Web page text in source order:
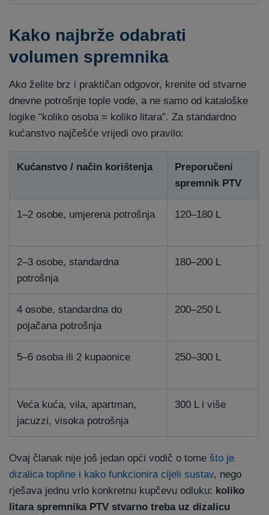
Kako najbrže odabrati
volumen spremnika
Ako želite brz i praktičan odgovor, krenite od stvarne
dnevne potrošnje tople vode, a ne samo od kataloške
logike "koliko osoba = koliko litara”. Za standardno
kućanstvo najčešće vrijedi ovo pravilo:
Kućanstvo / način korištenja
Preporučeni
spremnik PTV
1–2 osobe, umjerena potrošnja 120–180 L
2–3 osobe, standardna
potrošnja
180–200 L
4 osobe, standardna do
pojačana potrošnja
200–250 L
5–6 osoba ili 2 kupaonice 250–300 L
Veća kuća, vila, apartman,
jacuzzi, visoka potrošnja
300 L i više
Ovaj članak nije još jedan opći vodič o tome što je
dizalica topline i kako funkcionira cijeli sustav, nego
rješava jednu vrlo konkretnu kupčevu odluku: koliko
litara spremnika PTV stvarno treba uz dizalicu